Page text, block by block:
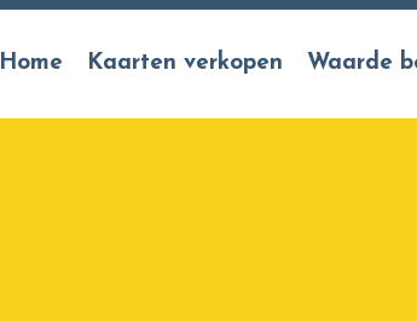
Home Kaarten verkopen Waarde